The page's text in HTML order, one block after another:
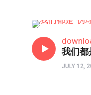
我们都
JULY 12,